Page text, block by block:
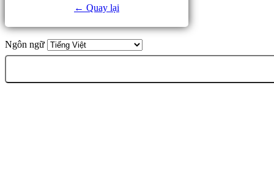
← Quay lại
Ngôn ngữ